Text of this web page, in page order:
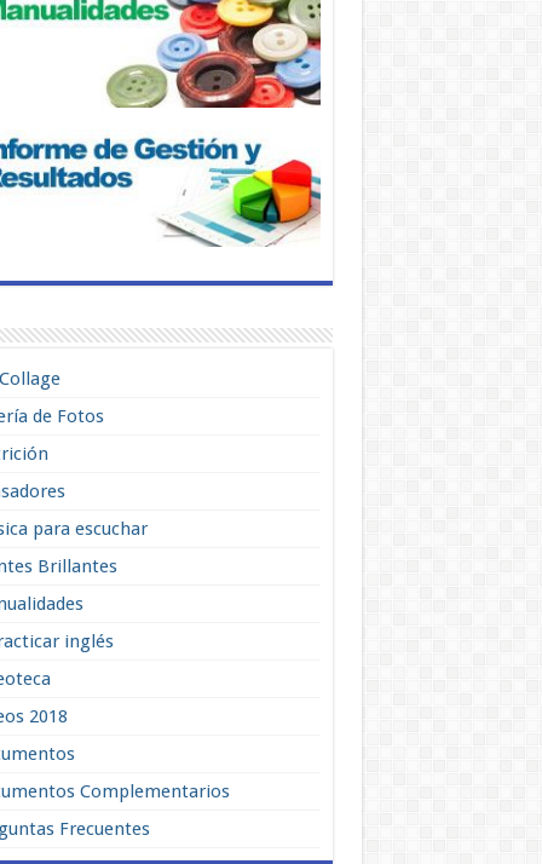
de Fotos
para escuchar
Brillantes
inglés
2018
Complementarios
Frecuentes